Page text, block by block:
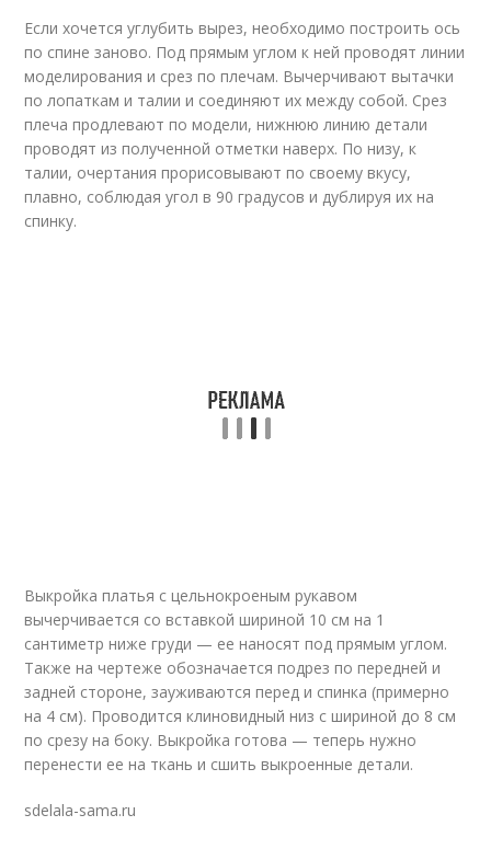
Если хочется углубить вырез, необходимо построить ось
по спине заново. Под прямым углом к ней проводят линии
моделирования и срез по плечам. Вычерчивают вытачки
по лопаткам и талии и соединяют их между собой. Срез
плеча продлевают по модели, нижнюю линию детали
проводят из полученной отметки наверх. По низу, к
талии, очертания прорисовывают по своему вкусу,
плавно, соблюдая угол в 90 градусов и дублируя их на
спинку.
Выкройка платья с цельнокроеным рукавом
вычерчивается со вставкой шириной 10 см на 1
сантиметр ниже груди — ее наносят под прямым углом.
Также на чертеже обозначается подрез по передней и
задней стороне, зауживаются перед и спинка (примерно
на 4 см). Проводится клиновидный низ с шириной до 8 см
по срезу на боку. Выкройка готова — теперь нужно
перенести ее на ткань и сшить выкроенные детали.
sdelala-sama.ru